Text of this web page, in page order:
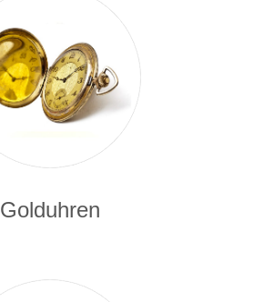
Golduhren